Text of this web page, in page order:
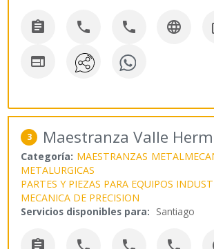
   

3 Maestranza Valle
Categoría: MAESTRANZAS
METALURGICAS
PARTES Y PIEZAS PARA EQUIPOS
MECANICA DE PRECISION
Servicios disponibles para: Santiago
   